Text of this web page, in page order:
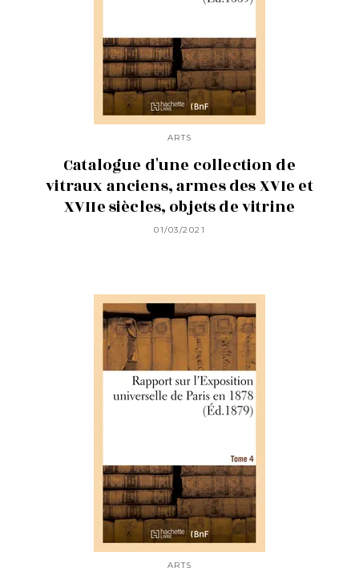
ARTS
Catalogue d'une collection de
vitraux anciens, armes des XVIe et
XVIIe siècles, objets de vitrine
01/03/2021
ARTS